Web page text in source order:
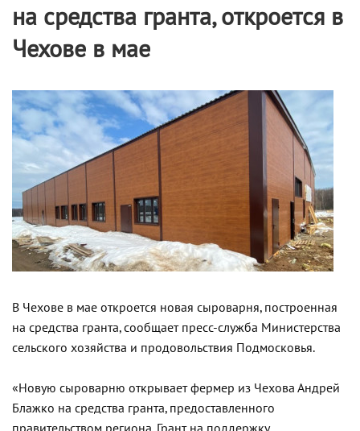
на средства гранта, откроется в
Чехове в мае
В Чехове в мае откроется новая сыроварня, построенная
на средства гранта, сообщает пресс-служба Министерства
сельского хозяйства и продовольствия Подмосковья.
«Новую сыроварню открывает фермер из Чехова Андрей
Блажко на средства гранта, предоставленного